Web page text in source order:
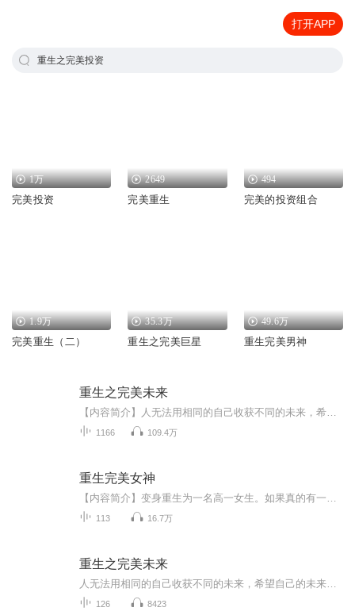
打开APP
重生之完美投资
1万
完美投资
2649
完美重生
494
完美的投资组合
1.9万
完美重生（二）
35.3万
重生之完美巨星
49.6万
重生完美男神
重生之完美未来
1166 109.4万
重生完美女神
113 16.7万
重生之完美未来
126 8423